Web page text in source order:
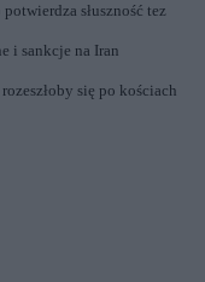
słuszność tez
i sankcje na Iran
się po kościach